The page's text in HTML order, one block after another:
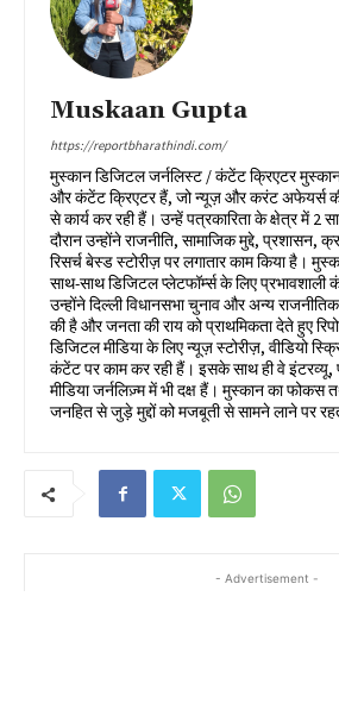
Muskaan Gupta
https://reportbharathindi.com/
मुस्कान डिजिटल जर्नलिस्ट / कंटेंट क्रिएटर
और कंटेंट क्रिएटर हैं, जो न्यूज़ और करंट अफेयर्स की
से कार्य कर रही हैं। उन्हें पत्रकारिता के क्षेत्र में
दौरान उन्होंने राजनीति, सामाजिक मुद्दे,
रिसर्च बेस्ड स्टोरीज़ पर लगातार काम किया है।
साथ-साथ डिजिटल प्लेटफॉर्म्स के लिए प्रभावशाली
उन्होंने दिल्ली विधानसभा चुनाव और अन्य
की है और जनता की राय को प्राथमिकता देते हुए
डिजिटल मीडिया के लिए न्यूज़ स्टोरीज़, वीडियो
कंटेंट पर काम कर रही हैं। इसके साथ ही वे इंटरव्यू,
मीडिया जर्नलिज़्म में भी दक्ष हैं। मुस्कान का फोकस
जनहित से जुड़े मुद्दों को मजबूती से सामने लाने पर
- Advertisement -